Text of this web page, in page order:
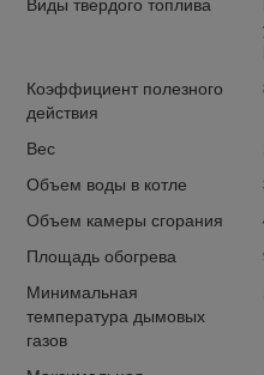
Виды твердого топлива
Коэффициент полезного
действия
Вес
Объем воды в котле
Объем камеры сгорания
Площадь обогрева
Минимальная
температура дымовых
газов